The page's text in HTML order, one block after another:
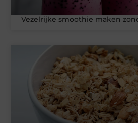
Vezelrijke smoothie maken